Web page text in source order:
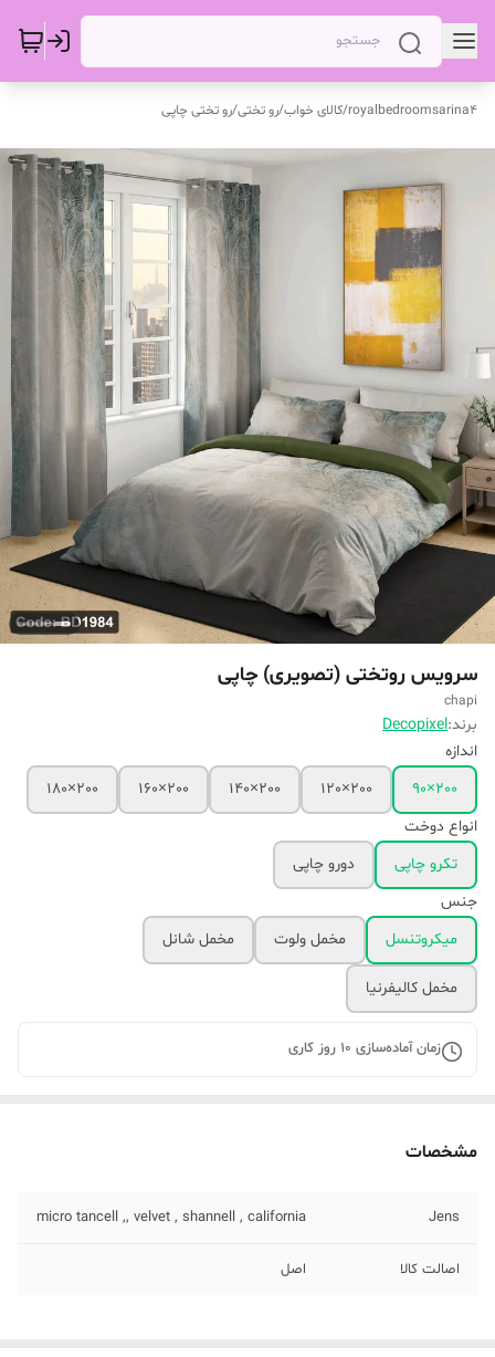
royalbedroomsarina4
/کالای خواب/رو تختی/رو تختی چاپی
سرویس روتختی (تصویری) چاپی
chapi
برند:Decopixel
اندازه
200×90
200×120
200×140
200×160
200×180
انواع دوخت
تکرو چاپی
دورو چاپی
جنس
میکروتنسل
مخمل ولوت مخمل شانل
مخمل کالیفرنیا
زمان آماده‌سازی 10 روز کاری
مشخصات
Jens
micro tancell ,, velvet , shannell , california
اصالت کالا اصل